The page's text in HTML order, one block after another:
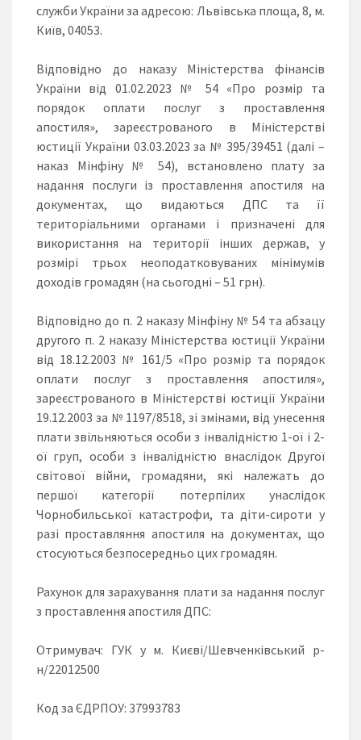
служби України за адресою: Львівська площа, 8, м.
Київ, 04053.
Відповідно до наказу Міністерства фінансів
України від 01.02.2023 № 54 «Про розмір та
порядок оплати послуг з проставлення
апостиля», зареєстрованого в Міністерстві
юстиції України 03.03.2023 за № 395/39451 (далі –
наказ Мінфіну № 54), встановлено плату за
надання послуги із проставлення апостиля на
документах, що видаються ДПС та її
територіальними органами і призначені для
використання на території інших держав, у
розмірі трьох неоподатковуваних мінімумів
доходів громадян (на сьогодні – 51 грн).
Відповідно до п. 2 наказу Мінфіну № 54 та абзацу
другого п. 2 наказу Міністерства юстиції України
від 18.12.2003 № 161/5 «Про розмір та порядок
оплати послуг з проставлення апостиля»,
зареєстрованого в Міністерстві юстиції України
19.12.2003 за № 1197/8518, зі змінами, від унесення
плати звільняються особи з інвалідністю 1-ої і 2-
ої груп, особи з інвалідністю внаслідок Другої
світової війни, громадяни, які належать до
першої категорії потерпілих унаслідок
Чорнобильської катастрофи, та діти-сироти у
разі проставляння апостиля на документах, що
стосуються безпосередньо цих громадян.
Рахунок для зарахування плати за надання послуг
з проставлення апостиля ДПС:
Отримувач: ГУК у м. Києві/Шевченківський р-
н/22012500
Код за ЄДРПОУ: 37993783